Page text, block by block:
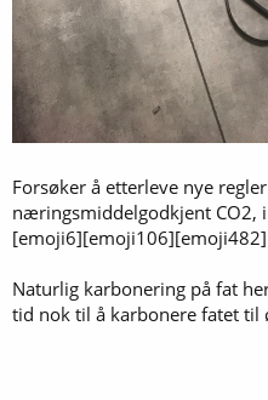
Forsøker å etterleve nye
næringsmiddelgodkjent CO2,
[emoji6][emoji106][emoji482]
Naturlig karbonering på fat
tid nok til å karbonere fatet til